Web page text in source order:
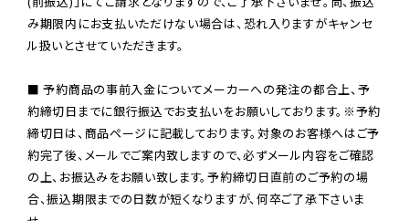
み期限内にお支払いただけない場合は、恐れ入りますがキャンセ
ル扱いとさせていただきます。
■ 予約商品の事前入金についてメーカーへの発注の都合上、予
約締切日までに銀行振込でお支払いをお願いしております。※予約
締切日は、商品ページに記載しております。対象のお客様へはご予
約完了後、メールでご案内致しますので、必ずメール内容をご確認
の上、お振込みをお願い致します。予約締切日直前のご予約の場
合、振込期限までの日数が短くなりますが、何卒ご了承下さいま